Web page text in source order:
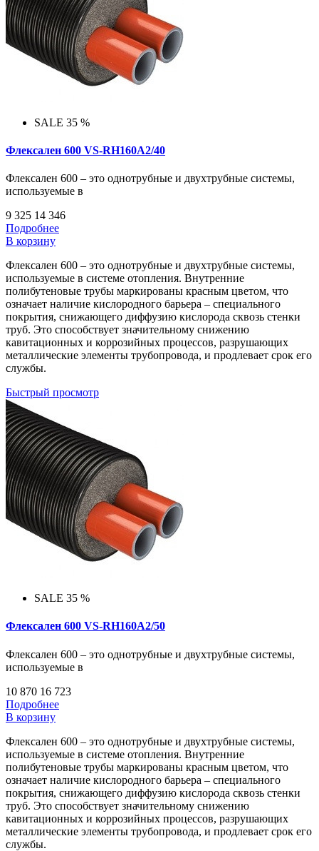
SALE 35 %
Флексален 600 VS-RH160A2/40
Флексален 600 – это однотрубные и двухтрубные системы,
используемые в
9 325 14 346
Подробнее
В корзину
Флексален 600 – это однотрубные и двухтрубные системы,
используемые в системе отопления. Внутренние
полибутеновые трубы маркированы красным цветом, что
означает наличие кислородного барьера – специального
покрытия, снижающего диффузию кислорода сквозь стенки
труб. Это способствует значительному снижению
кавитационных и коррозийных процессов, разрушающих
металлические элементы трубопровода, и продлевает срок его
службы.
Быстрый просмотр
SALE 35 %
Флексален 600 VS-RH160A2/50
Флексален 600 – это однотрубные и двухтрубные системы,
используемые в
10 870 16 723
Подробнее
В корзину
Флексален 600 – это однотрубные и двухтрубные системы,
используемые в системе отопления. Внутренние
полибутеновые трубы маркированы красным цветом, что
означает наличие кислородного барьера – специального
покрытия, снижающего диффузию кислорода сквозь стенки
труб. Это способствует значительному снижению
кавитационных и коррозийных процессов, разрушающих
металлические элементы трубопровода, и продлевает срок его
службы.